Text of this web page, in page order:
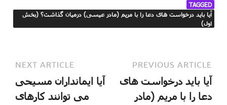
TAGGED
آیا باید درخواست های دعا را با مریم (مادر عیسی) درمیان گذاشت؟ (بخش
اول)
PREVIOUS ARTICLE
آیا باید درخواست های
دعا را با مریم (مادر
NEXT ARTICLE
آیا ایمانداران مسیحی
می توانند کارهای